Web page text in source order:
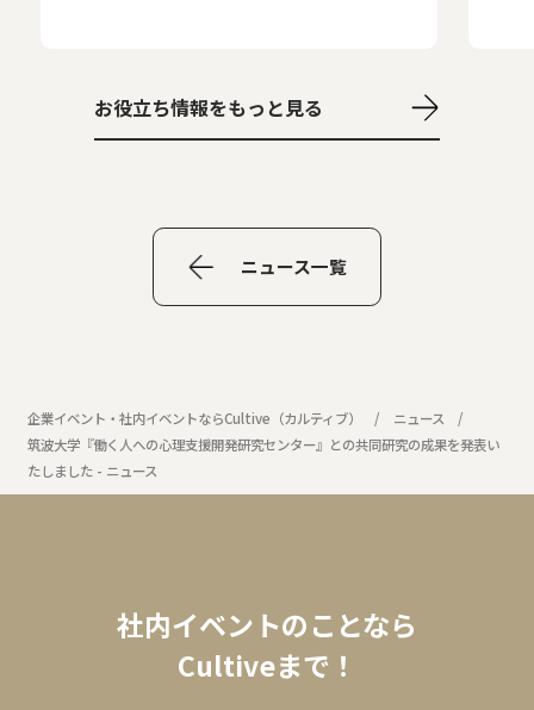
お役立ち情報をもっと見る
ニュース一覧
企業イベント・社内イベントならCultive（カルティブ）
ニュース
筑波大学『働く人への心理支援開発研究センター』との共同研究の成果を発表い
たしました - ニュース
社内イベントのことなら
Cultiveまで！